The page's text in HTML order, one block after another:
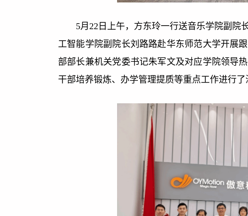
5月22日上午，方东玲一行送音乐学院副
工智能学院副院长刘路路赴华东师范大学开展
部部长兼机关党委书记朱军文及对应学院领导
干部培养锻炼、办学管理提质等重点工作进行了